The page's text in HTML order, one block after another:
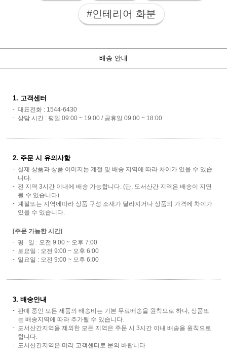
#인테리어 화분
배송 안내
1. 고객센터
대표전화 : 1544-6430
상담 시간 : 평일 09:00 ~ 19:00 / 공휴일 09:00 ~ 18:00
2. 주문 시 유의사항
실제 상품과 상품 이미지는 계절 및 배송 지역에 따라 차이가 있을 수 있습
니다.
전 지역 3시간 이내에 배송 가능합니다. (단, 도서산간 지역은 배송이 지연
될 수 있습니다)
계절또는 지역에따라 상품 구성 소재가 달라지거나 상품의 가격에 차이가
있을 수 있습니다.
[주문 가능한 시간]
평 일 : 오전 9:00 ~ 오후 7:00
토요일 : 오전 9:00 ~ 오후 6:00
일요일 : 오전 9:00 ~ 오후 6:00
3. 배송안내
판매 중인 모든 제품의 배송비는 기본 무료배송을 원칙으로 하나, 상품또
는 배송지역에 따라 추가될 수 있습니다.
도서산간지역을 제외한 모든 지역은 주문 시 3시간 이내 배송을 원칙으로
합니다.
도서산간지역은 미리 고객센터로 문의 바랍니다.